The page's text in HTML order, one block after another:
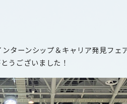
ターンシップ＆キャリア発見フェ
うございました！